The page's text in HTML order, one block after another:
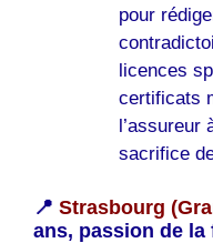
pour
licences
certificats
sacrifice
📍 Strasbourg
ans, passion de la